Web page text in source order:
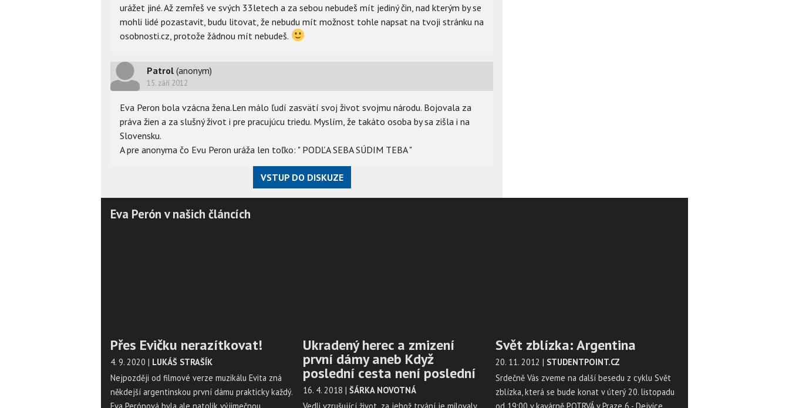
urážet jiné. Až zemřeš ve svých 33letech a za sebou nebudeš mít jediný čin, nad kterým by se
mohli lidé pozastavit, budu litovat, že nebudu mít možnost tohle napsat na tvoji stránku na
osobnosti.cz, protože žádnou mít nebudeš.
Patrol (anonym)
15. září 2012
Eva Peron bola vzácna žena.Len málo ľudí zasvätí svoj život svojmu národu. Bojovala za
práva žien a za slušný život i pre pracujúcu triedu. Myslím, že takáto osoba by sa zišla i na
Slovensku.
A pre anonyma čo Evu Peron uráža len toľko: " PODĽA SEBA SÚDIM TEBA "
VSTUP DO DISKUZE
Eva Perón v našich článcích
Přes Evičku nerazítkovat!
4. 9. 2020 | LUKÁŠ STRAŠÍK
Nejpozději od filmové verze muzikálu Evita zná
někdejší argentinskou první dámu prakticky každý.
Ukradený herec a zmizení
první dámy aneb Když
poslední cesta není poslední
16. 4. 2018 | ŠÁRKA NOVOTNÁ
Svět zblízka: Argentina
20. 11. 2012 | STUDENTPOINT.CZ
Srdečně Vás zveme na další besedu z cyklu Svět
zblízka, která se bude konat v úterý 20. listopadu